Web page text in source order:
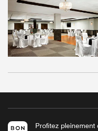
Profitez